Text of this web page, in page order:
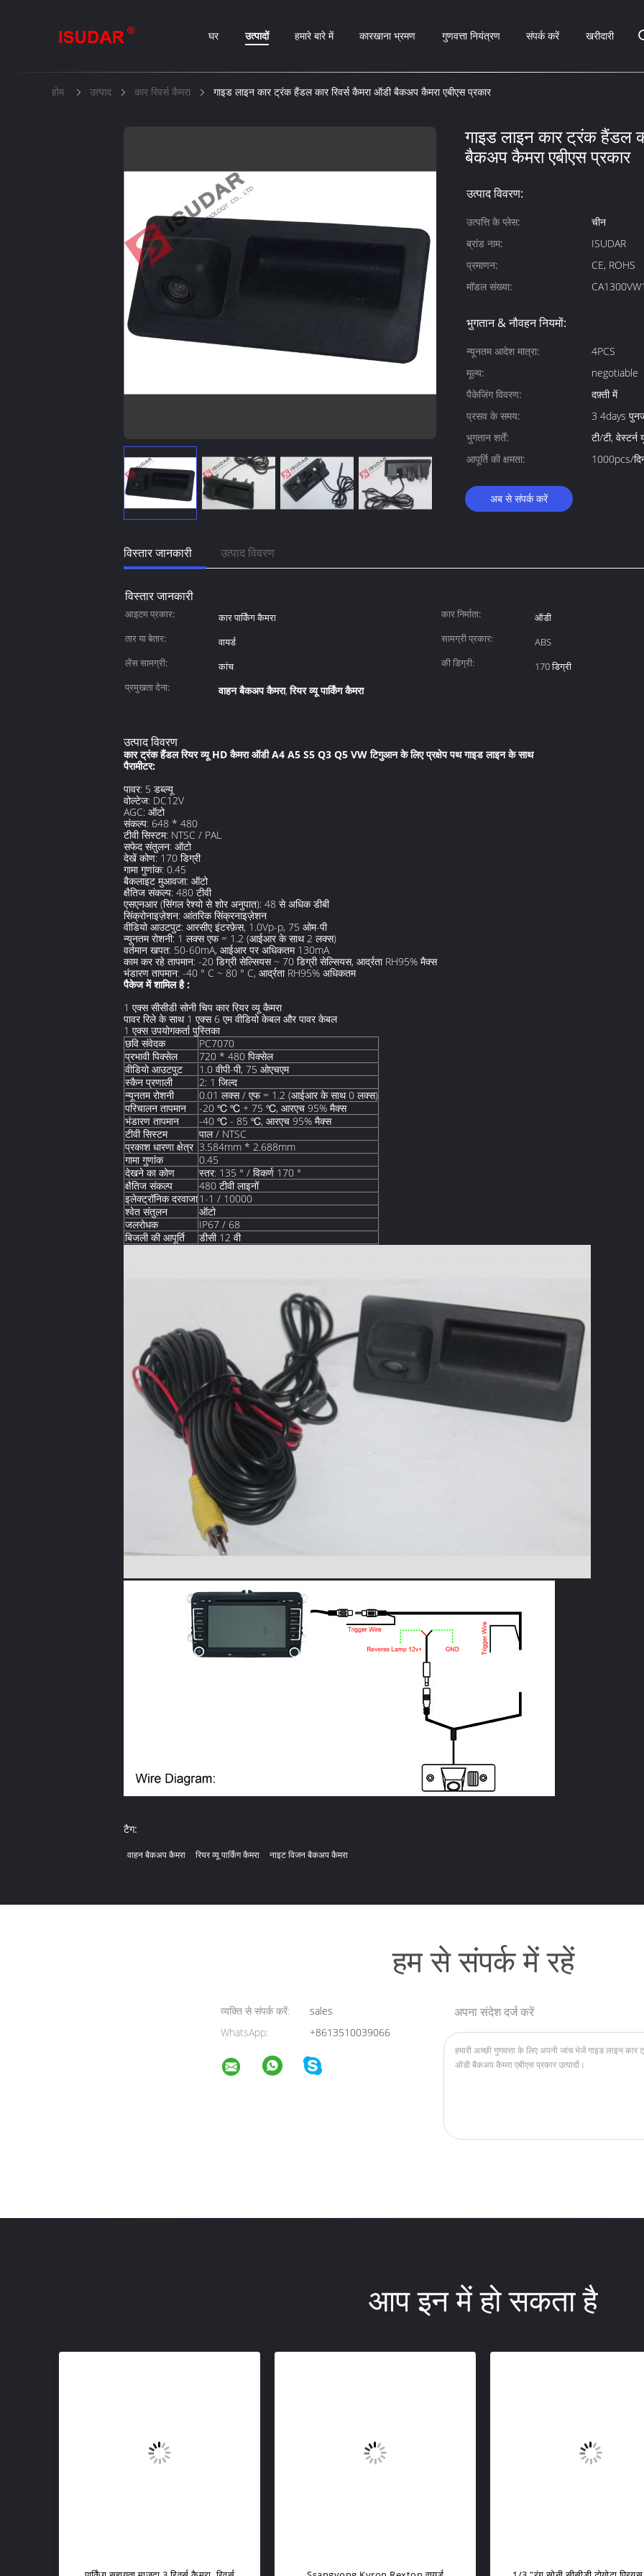
घर उत्पादों हमारे बारे में कारखाना भ्रमण गुणवत्ता नियंत्रण संपर्क करें खरीदारी
होम उत्पाद कार रिवर्स कैमरा गाइड लाइन कार ट्रंक हैंडल कार रिवर्स कैमरा ऑडी बैकअप कैमरा एबीएस प्रकार
गाइड लाइन कार ट्रंक हैंडल
बैकअप कैमरा एबीएस प्रकार
उत्पाद विवरण:
उत्पत्ति के प्लेस:
चीन
ब्रांड नाम:
ISUDAR
प्रमाणन:
CE, ROHS
मॉडल संख्या:
भुगतान & नौवहन नियमों:
न्यूनतम आदेश मात्रा:
4PCS
मूल्य:
negotiable
पैकेजिंग विवरण:
दफ़्ती में
प्रसव के समय:
3 4days
भुगतान शर्तें:
टी/टी, वेस्टर्न
आपूर्ति की क्षमता:
1000pcs/
अब से संपर्क करें
विस्तार जानकारी उत्पाद विवरण
विस्तार जानकारी
आइटम प्रकार: कार पार्किंग कैमरा कार निर्माता:
ऑडी
तार या बेतार:
वायर्ड सामग्री प्रकार:
ABS
लेंस सामग्री:
कांच की डिग्री:
170 डिग्री
प्रमुखता देना:
वाहन बैकअप कैमरा,रियर व्यू पार्किंग कैमरा
उत्पाद विवरण
कार ट्रंक हैंडल रियर व्यू HD कैमरा ऑडी A4 A5 S5 Q3 Q5 VW टिगुआन के लिए प्रक्षेप पथ गाइड लाइन के साथ
पैरामीटर:
पावर: 5 डब्ल्यू
वोल्टेज: DC12V
AGC: ऑटो
संकल्प: 648 * 480
टीवी सिस्टम: NTSC / PAL
सफेद संतुलन: ऑटो
देखें कोण: 170 डिग्री
गामा गुणांक: 0.45
बैकलाइट मुआवजा: ऑटो
क्षैतिज संकल्प: 480 टीवी
एसएनआर (सिंगल रेश्यो से शोर अनुपात): 48 से अधिक डीबी
सिंक्रोनाइज़ेशन: आंतरिक सिंक्रनाइज़ेशन
वीडियो आउटपुट: आरसीए इंटरफ़ेस, 1.0Vp-p, 75 ओम-पी
न्यूनतम रोशनी: 1 लक्स एफ = 1.2 (आईआर के साथ 2 लक्स)
वर्तमान खपत: 50-60mA, आईआर पर अधिकतम 130mA
काम कर रहे तापमान: -20 डिग्री सेल्सियस ~ 70 डिग्री सेल्सियस, आर्द्रता RH95% मैक्स
भंडारण तापमान: -40 ° C ~ 80 ° C, आर्द्रता RH95% अधिकतम
पैकेज में शामिल है :
1 एक्स सीसीडी सोनी चिप कार रियर व्यू कैमरा
पावर रिले के साथ 1 एक्स 6 एम वीडियो केबल और पावर केबल
1 एक्स उपयोगकर्ता पुस्तिका
छवि संवेदक
PC7070
प्रभावी पिक्सेल
720 * 480 पिक्सेल
वीडियो आउटपुट
1.0 वीपी-पी, 75 ओएचएम
स्कैन प्रणाली
2: 1 जिल्द
न्यूनतम रोशनी
0.01 लक्स / एफ = 1.2 (आईआर के साथ 0 लक्स)
परिचालन तापमान
-20 ℃ ℃ + 75 ℃, आरएच 95% मैक्स
भंडारण तापमान
-40 ℃ - 85 ℃, आरएच 95% मैक्स
टीवी सिस्टम
पाल / NTSC
प्रकाश धारणा क्षेत्र 3.584mm * 2.688mm
गामा गुणांक
0.45
देखने का कोण
स्तर: 135 ° / विकर्ण 170 °
क्षैतिज संकल्प
480 टीवी लाइनों
इलेक्ट्रॉनिक दरवाजा1-1 / 10000
श्वेत संतुलन
ऑटो
जलरोधक
IP67 / 68
बिजली की आपूर्ति
डीसी 12 वी
टैग:
वाहन बैकअप कैमरा रियर व्यू पार्किंग कैमरा नाइट विजन बैकअप कैमरा
हम से संपर्क में रहें
व्यक्ति से संपर्क करें:
sales
WhatsApp:
+8613510039066
अपना संदेश दर्ज करें
आप इन में हो सकता है